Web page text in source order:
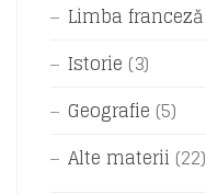
Limba franceză
Istorie (3)
Geografie (5)
Alte materii (22)